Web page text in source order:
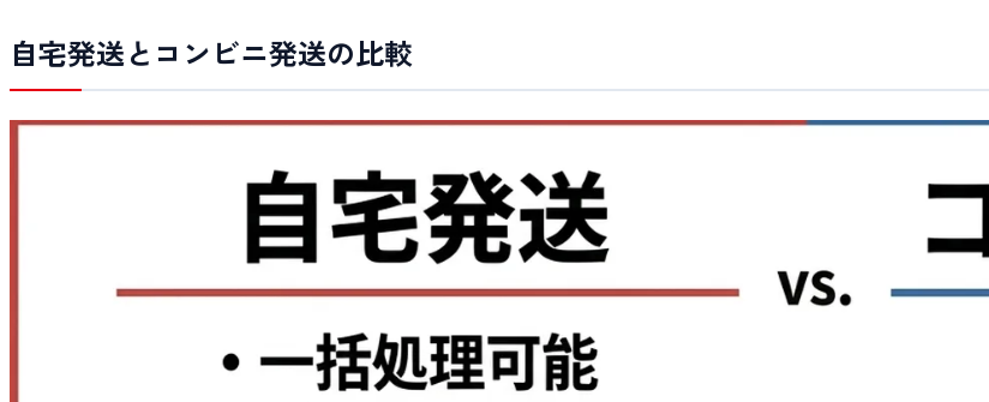
自宅発送とコンビニ発送の比較